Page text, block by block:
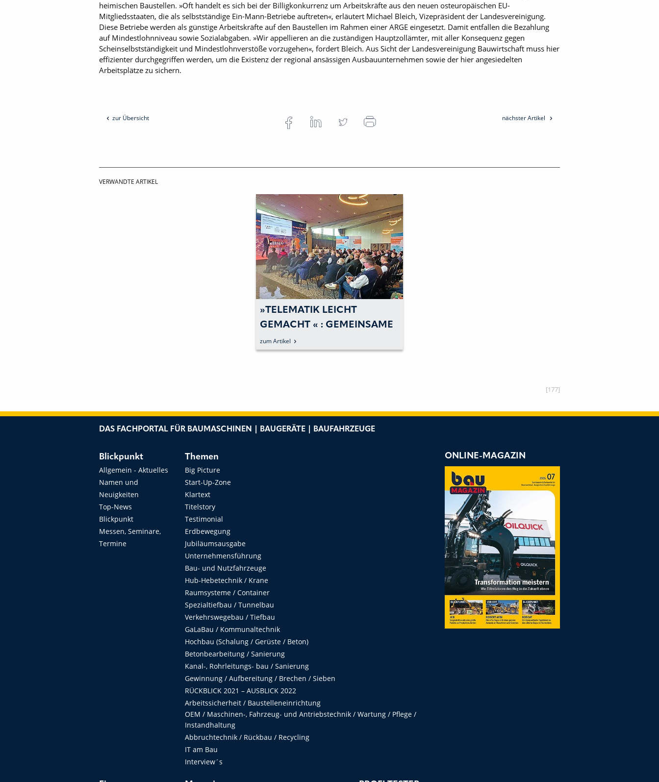
heimischen Baustellen. »Oft handelt es sich bei der Billigkonkurrenz um Arbeitskräfte aus den neuen osteuropäischen EU-
Mitgliedsstaaten, die als selbstständige Ein-Mann-Betriebe auftreten«, erläutert Michael Bleich, Vizepräsident der Landesvereinigung.
Diese Betriebe werden als günstige Arbeitskräfte auf den Baustellen im Rahmen einer ARGE eingesetzt. Damit entfallen die Bezahlung
auf Mindestlohnniveau sowie Sozialabgaben. »Wir appellieren an die zuständigen Hauptzollämter, mit aller Konsequenz gegen
Scheinselbstständigkeit und Mindestlohnverstöße vorzugehen«, fordert Bleich. Aus Sicht der Landesvereinigung Bauwirtschaft muss hier
effizienter durchgegriffen werden, um die Existenz der regional ansässigen Ausbauunternehmen sowie der hier angesiedelten
Arbeitsplätze zu sichern.
zur Übersicht nächster Artikel
VERWANDTE ARTIKEL
»TELEMATIK LEICHT
GEMACHT « : GEMEINSAME
DIGITALISIERUNGSKRAFT
UNTER BEWEIS GESTELLT
zum Artikel
[177]
DAS FACHPORTAL FÜR BAUMASCHINEN | BAUGERÄTE | BAUFAHRZEUGE
Blickpunkt
Allgemein - Aktuelles
Namen und
Neuigkeiten
Top-News
Blickpunkt
Messen, Seminare,
Termine
Themen
Big Picture
Start-Up-Zone
Klartext
Titelstory
Testimonial
Erdbewegung
Jubiläumsausgabe
Unternehmensführung
Bau- und Nutzfahrzeuge
Hub-Hebetechnik / Krane
Raumsysteme / Container
Spezialtiefbau / Tunnelbau
Verkehrswegebau / Tiefbau
GaLaBau / Kommunaltechnik
Hochbau (Schalung / Gerüste / Beton)
Betonbearbeitung / Sanierung
Kanal-, Rohrleitungs- bau / Sanierung
Gewinnung / Aufbereitung / Brechen / Sieben
RÜCKBLICK 2021 – AUSBLICK 2022
Arbeitssicherheit / Baustelleneinrichtung
OEM / Maschinen-, Fahrzeug- und Antriebstechnik / Wartung / Pflege /
Instandhaltung
Abbruchtechnik / Rückbau / Recycling
IT am Bau
Interview´s
ONLINE-MAGAZIN